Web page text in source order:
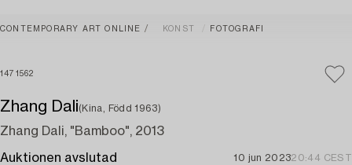
CONTEMPORARY ART ONLINE KONST FOTOGRAFI
1471562
Zhang Dali(Kina, Född 1963)
Zhang Dali, "Bamboo", 2013
Auktionen avslutad 10 jun 202320:44 CEST